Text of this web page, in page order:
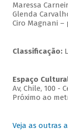
Maressa
Glenda
Ciro Magnani –
Classificação:
Espaço
Av, Chile, 100 -
Próximo ao
Veja as outras